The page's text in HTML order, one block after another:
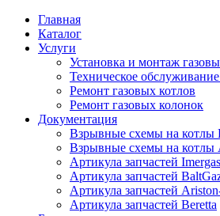
Главная
Каталог
Услуги
Установка и монтаж
Техническое
Ремонт газовых котлов
Ремонт газовых колонок
Документация
Взрывные схемы на котлы
Взрывные схемы на котлы
Артикула запчастей Imergas
Артикула запчастей
Артикула запчастей
Артикула запчастей Beretta